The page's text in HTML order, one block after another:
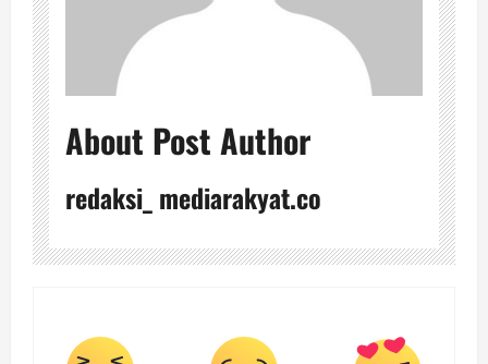
About Post Author
redaksi_ mediarakyat.co